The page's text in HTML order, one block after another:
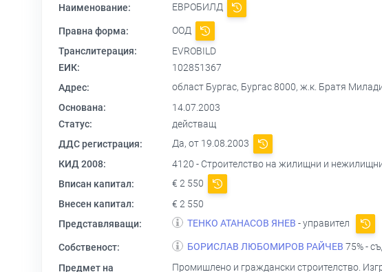
Наименование: ЕВРОБИЛД
Правна форма:
ООД
Транслитерация:
EVROBILD
ЕИК:
102851367
Адрес:
област Бургас, Бургас 8000, ж.к. Братя
Основана:
14.07.2003
Статус:
действащ
ДДС регистрация:
Да, от 19.08.2003
КИД 2008:
4120 - Строителство на жилищни и
Вписан капитал:
€ 2 550
Внесен капитал:
€ 2 550
Представляващи:
ТЕНКО АТАНАСОВ ЯНЕВ - управител
Собственост: БОРИСЛАВ ЛЮБОМИРОВ РАЙЧЕВ 75% -
Предмет на
Промишлено и граждански строителство.